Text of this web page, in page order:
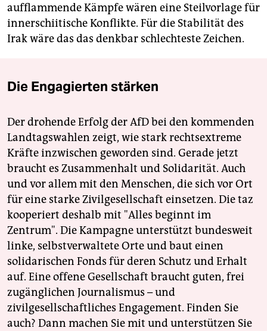
aufflammende Kämpfe wären eine Steilvorlage für
innerschiitische Konflikte. Für die Stabilität des
Irak wäre das das denkbar schlechteste Zeichen.
Die Engagierten stärken
Der drohende Erfolg der AfD bei den kommenden
Landtagswahlen zeigt, wie stark rechtsextreme
Kräfte inzwischen geworden sind. Gerade jetzt
braucht es Zusammenhalt und Solidarität. Auch
und vor allem mit den Menschen, die sich vor Ort
für eine starke Zivilgesellschaft einsetzen. Die taz
kooperiert deshalb mit "Alles beginnt im
Zentrum". Die Kampagne unterstützt bundesweit
linke, selbstverwaltete Orte und baut einen
solidarischen Fonds für deren Schutz und Erhalt
auf. Eine offene Gesellschaft braucht guten, frei
zugänglichen Journalismus – und
zivilgesellschaftliches Engagement. Finden Sie
auch? Dann machen Sie mit und unterstützen Sie